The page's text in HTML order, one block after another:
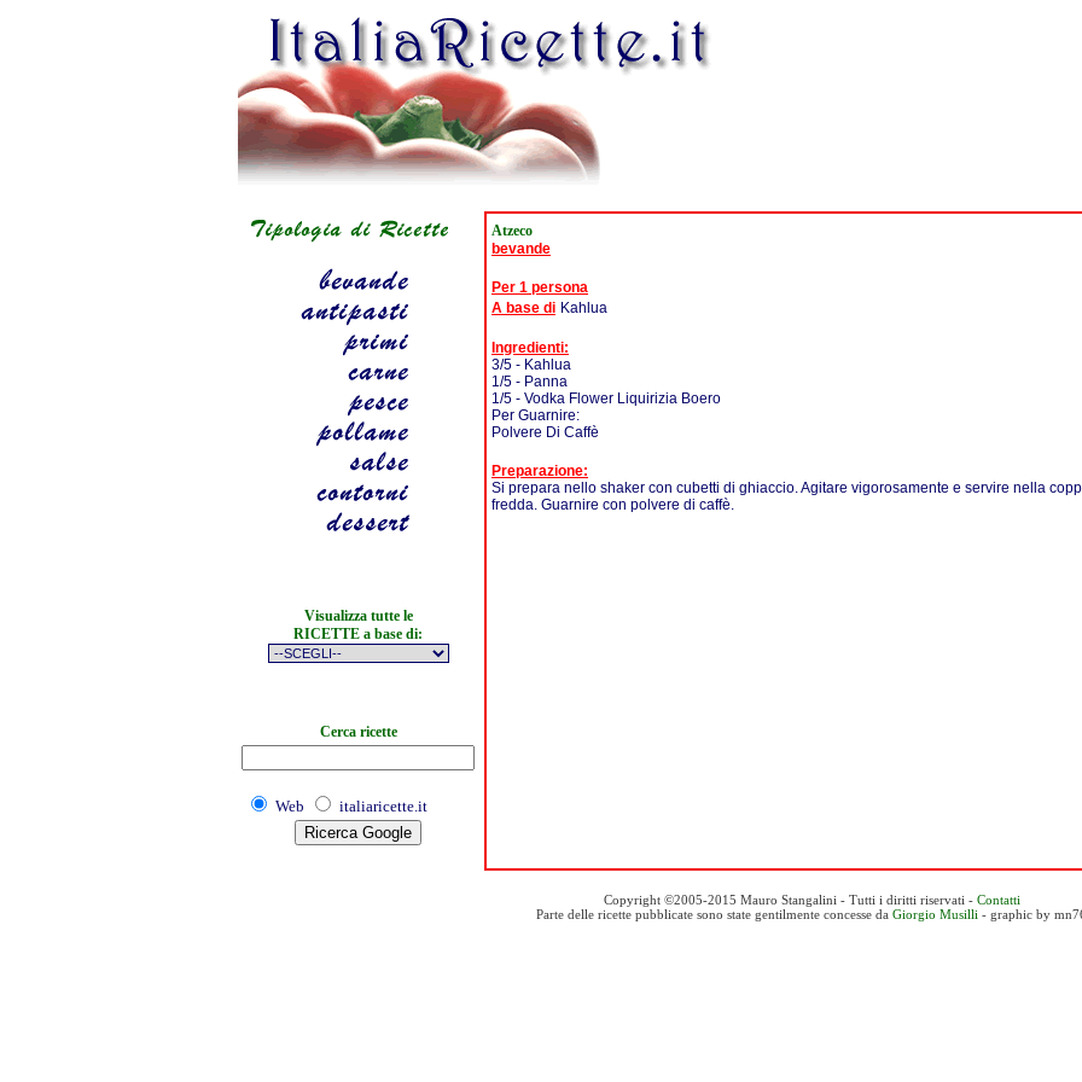
Visualizza tutte le
RICETTE a base di:
Cerca ricette
Web italiaricette.it
Atzeco
bevande
Per 1 persona
A base di Kahlua
Ingredienti:
3/5 - Kahlua
1/5 - Panna
1/5 - Vodka Flower Liquirizia Boero
Per Guarnire:
Polvere Di Caffè
Preparazione:
Si prepara nello shaker con cubetti di ghiaccio. Agitare vigorosamente e servire nella
fredda. Guarnire con polvere di caffè.
Copyright ©2005-2015 Mauro Stangalini - Tutti i diritti riservati - Contatti
Parte delle ricette pubblicate sono state gentilmente concesse da Giorgio Musilli - graphic by